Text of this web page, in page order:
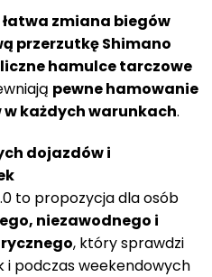
zmiana biegów
przerzutkę Shimano
hamulce tarczowe
pewne hamowanie
w każdych warunkach.
dojazdów i
to propozycja dla osób
niezawodnego i
, który sprawdzi
i podczas weekendowych